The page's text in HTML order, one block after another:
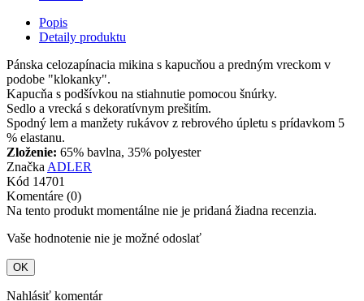
Popis
Detaily produktu
Pánska celozapínacia mikina s kapucňou a predným vreckom v
podobe "klokanky".
Kapucňa s podšívkou na stiahnutie pomocou šnúrky.
Sedlo a vrecká s dekoratívnym prešitím.
Spodný lem a manžety rukávov z rebrového úpletu s prídavkom 5
% elastanu.
Zloženie: 65% bavlna, 35% polyester
ZnačkaADLER
Kód 14701
Komentáre (0)
Na tento produkt momentálne nie je pridaná žiadna recenzia.
Vaše hodnotenie nie je možné odoslať
OK
Nahlásiť komentár